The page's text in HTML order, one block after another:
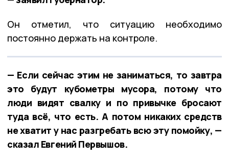
Он отметил, что ситуацию необходимо
постоянно держать на контроле.
— Если сейчас этим не заниматься, то завтра
это будут кубометры мусора, потому что
люди видят свалку и по привычке бросают
туда всё, что есть. А потом никаких средств
не хватит у нас разгребать всю эту помойку, —
сказал Евгений Первышов.